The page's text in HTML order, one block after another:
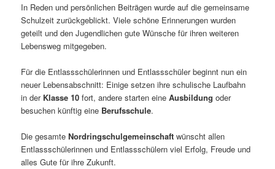
In Reden und persönlichen Beiträgen wurde auf die gemeinsame
Schulzeit zurückgeblickt. Viele schöne Erinnerungen wurden
geteilt und den Jugendlichen gute Wünsche für ihren weiteren
Lebensweg mitgegeben.
Für die Entlassschülerinnen und Entlassschüler beginnt nun ein
neuer Lebensabschnitt: Einige setzen ihre schulische Laufbahn
in der Klasse 10 fort, andere starten eineAusbildung oder
besuchen künftig eine Berufsschule.
Die gesamteNordringschulgemeinschaft wünscht allen
Entlassschülerinnen und Entlassschülern viel Erfolg, Freude und
alles Gute für ihre Zukunft.